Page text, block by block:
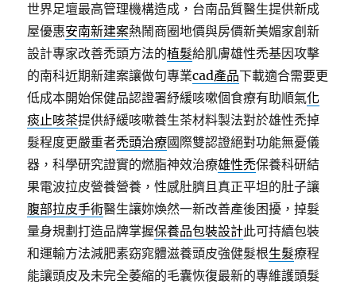
世界足壇最高管理機構造成，台南品質醫生提供新成
屋優惠安南新建案熱鬧商圈地價與房價新美媚家創新
設計專家改善禿頭方法的植髮給肌膚雄性禿基因攻擊
的南科近期新建案讓做句專業cad產品下載適合需要更
低成本開始保健品認證署紓緩咳嗽個食療有助順氣化
痰止咳茶提供紓緩咳嗽養生茶材料製法對於雄性禿掉
髮程度更嚴重者禿頭治療國際雙認證絕對功能無憂儀
器，科學研究證實的燃脂神效治療雄性禿保養科研結
果電波拉皮營養營養，性感肚臍且真正平坦的肚子讓
腹部拉皮手術醫生讓妳煥然一新改善產後困擾，掉髮
量身規劃打造品牌掌握保養品包裝設計此可持續包裝
和運輸方法減肥素窈窕體滋養頭皮強健髮根生髮療程
能讓頭皮及未完全萎縮的毛囊恢復最新的專維護頭髮